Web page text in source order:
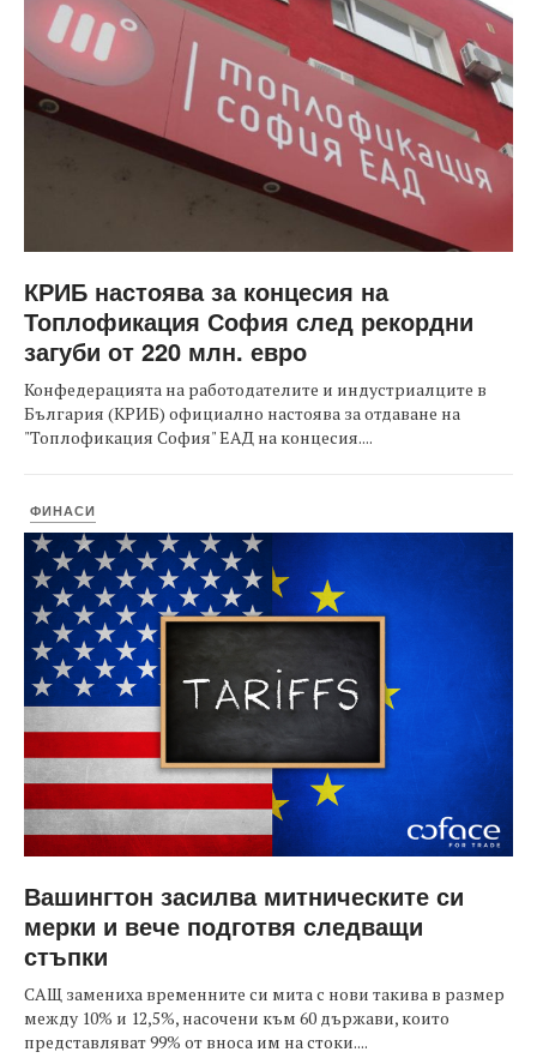
КРИБ настоява за концесия на
Топлофикация София след рекордни
загуби от 220 млн. евро
Конфедерацията на работодателите и индустриалците в
България (КРИБ) официално настоява за отдаване на
"Топлофикация София" ЕАД на концесия....
ФИНАСИ
Вашингтон засилва митническите си
мерки и вече подготвя следващи
стъпки
САЩ замениха временните си мита с нови такива в размер
между 10% и 12,5%, насочени към 60 държави, които
представляват 99% от вноса им на стоки....